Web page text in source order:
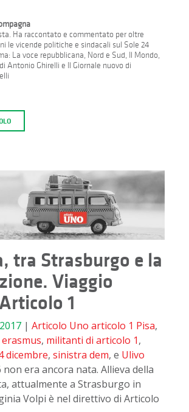
Ha raccontato e commentato per oltre
le vicende politiche e sindacali sul Sole 24
La voce repubblicana, Nord e Sud, Il Mondo,
Antonio Ghirelli e Il Giornale nuovo di
tra Strasburgo e la
Viaggio
1
| Articolo Uno articolo 1 Pisa,
erasmus, militanti di articolo 1,
dicembre, sinistra dem, e Ulivo
non era ancora nata. Allieva della
attualmente a Strasburgo in
Volpi è nel direttivo di Articolo